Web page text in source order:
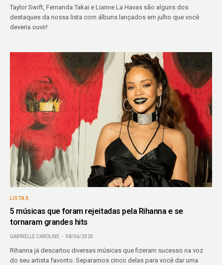
Taylor Swift, Fernanda Takai e Lianne La Havas são alguns dos
destaques da nossa lista com álbuns lançados em julho que você
deveria ouvir!
LISTAS
5 músicas que foram rejeitadas pela Rihanna e se
tornaram grandes hits
GABRIELLE CAROLINE 08/06/2020
Rihanna já descartou diversas músicas que fizeram sucesso na voz
do seu artista favorito. Separamos cinco delas para você dar uma